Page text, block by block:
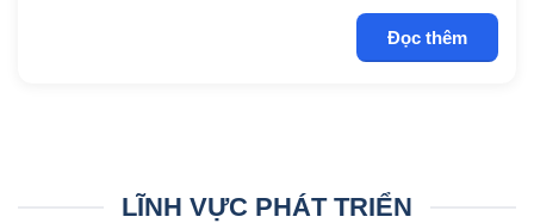
Đọc thêm
LĨNH VỰC PHÁT TRIỂN